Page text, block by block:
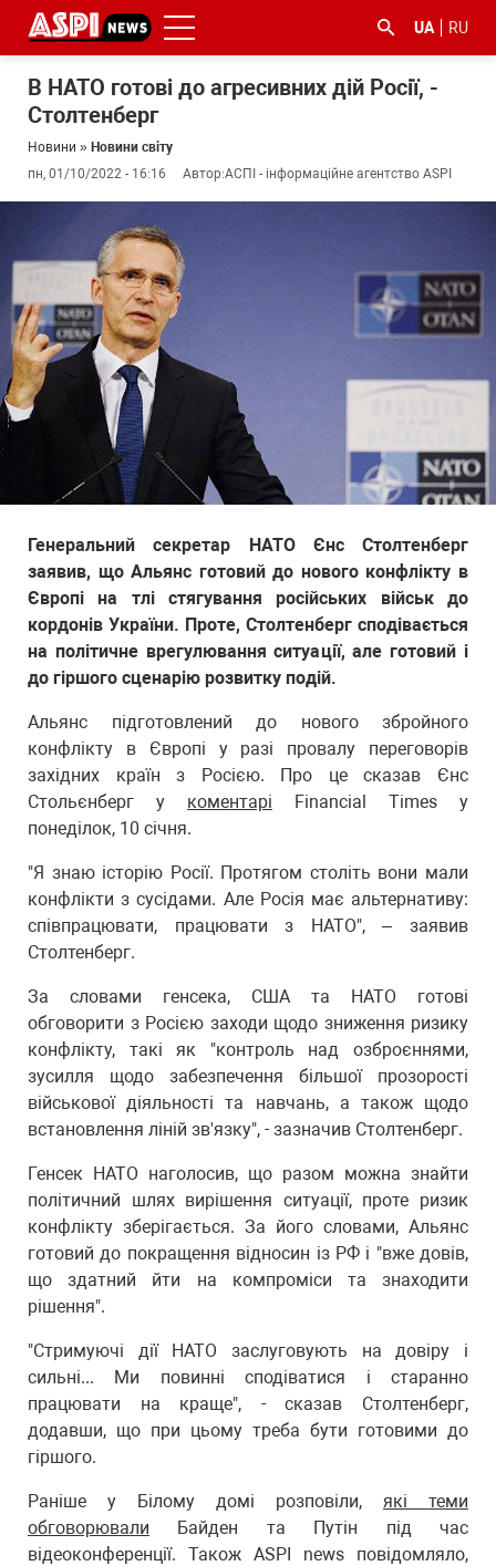
UA RU
В НАТО готові до агресивних дій Росії, -
Столтенберг
Новини » Новини світу
пн, 01/10/2022 - 16:16
Автор:АСПІ - інформаційне агентство ASPI
Генеральний секретар НАТО Єнс Столтенберг
заявив, що Альянс готовий до нового конфлікту в
Європі на тлі стягування російських військ до
кордонів України. Проте, Столтенберг сподівається
на політичне врегулювання ситуації, але готовий і
до гіршого сценарію розвитку подій.
Альянс підготовлений до нового збройного
конфлікту в Європі у разі провалу переговорів
західних країн з Росією. Про це сказав Єнс
Стольєнберг у коментарі Financial Times у
понеділок, 10 січня.
"Я знаю історію Росії. Протягом століть вони мали
конфлікти з сусідами. Але Росія має альтернативу:
співпрацювати, працювати з НАТО", – заявив
Столтенберг.
За словами генсека, США та НАТО готові
обговорити з Росією заходи щодо зниження ризику
конфлікту, такі як "контроль над озброєннями,
зусилля щодо забезпечення більшої прозорості
військової діяльності та навчань, а також щодо
встановлення ліній зв'язку", - зазначив Столтенберг.
Генсек НАТО наголосив, що разом можна знайти
політичний шлях вирішення ситуації, проте ризик
конфлікту зберігається. За його словами, Альянс
готовий до покращення відносин із РФ і "вже довів,
що здатний йти на компроміси та знаходити
рішення".
"Стримуючі дії НАТО заслуговують на довіру і
сильні... Ми повинні сподіватися і старанно
працювати на краще", - сказав Столтенберг,
додавши, що при цьому треба бути готовими до
гіршого.
Раніше у Білому домі розповіли, які теми
обговорювали Байден та Путін під час
відеоконференції. Також ASPI news повідомляло,
#боротьба
корупцією
#ДФС